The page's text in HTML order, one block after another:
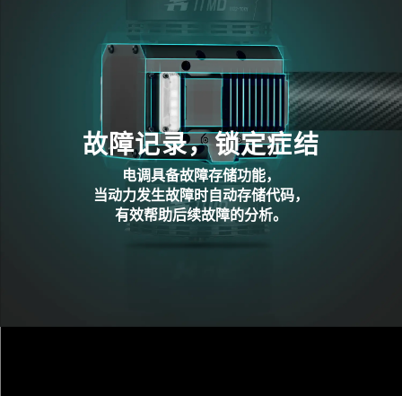
故障记录，锁定症结
电调具备故障存储功能，
当动力发生故障时自动存储代码，
有效帮助后续故障的分析。